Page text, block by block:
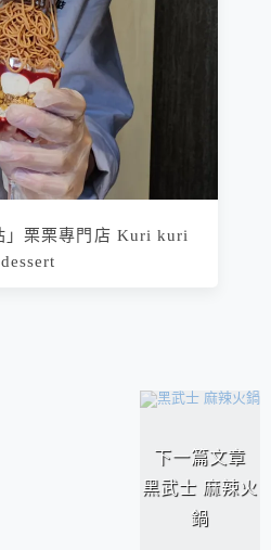
」栗栗專門店 Kuri kuri
dessert
下一篇文章
黑武士 麻辣火
鍋